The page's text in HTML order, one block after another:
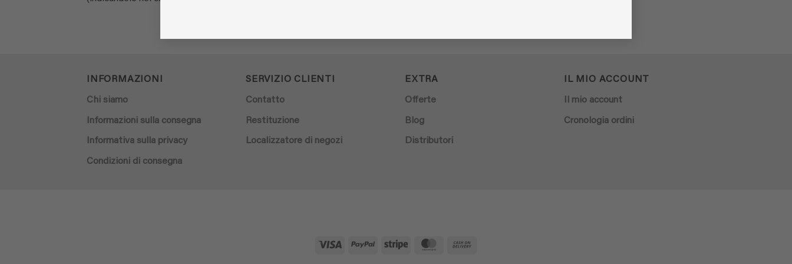
INFORMAZIONI
Chi siamo
Informazioni sulla consegna
Informativa sulla privacy
Condizioni di consegna
SERVIZIO CLIENTI
Contatto
Restituzione
Localizzatore di negozi
EXTRA
Offerte
Blog
Distributori
IL MIO ACCOUNT
Il mio account
Cronologia ordini
Visa PayPal Stripe MasterCard